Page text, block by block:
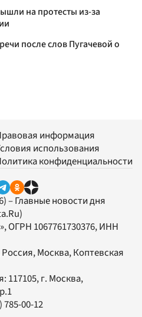
на протесты из-за
после слов Пугачевой о
информация
использования
конфиденциальности
– Главные новости дня
, ОГРН 1067761730376, ИНН
Москва, Коптевская
117105, г. Москва,
785-00-12